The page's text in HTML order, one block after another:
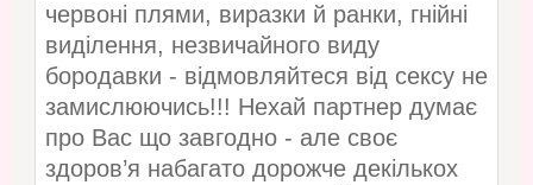
червоні плями, виразки й ранки, гнійні
виділення, незвичайного виду
бородавки - відмовляйтеся від сексу не
замислюючись!!! Нехай партнер думає
про Вас що завгодно - але своє
здоров’я набагато дорожче декількох